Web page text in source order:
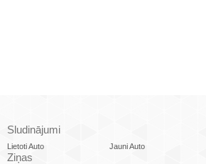
Sludinājumi
Lietoti Auto Jauni Auto
Ziņas